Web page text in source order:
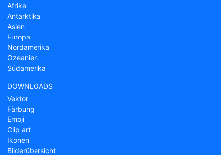
Afrika
Antarktika
Asien
Europa
Nordamerika
Ozeanien
Südamerika
DOWNLOADS
Vektor
Färbung
Emoji
Clip art
Ikonen
Bilderübersicht